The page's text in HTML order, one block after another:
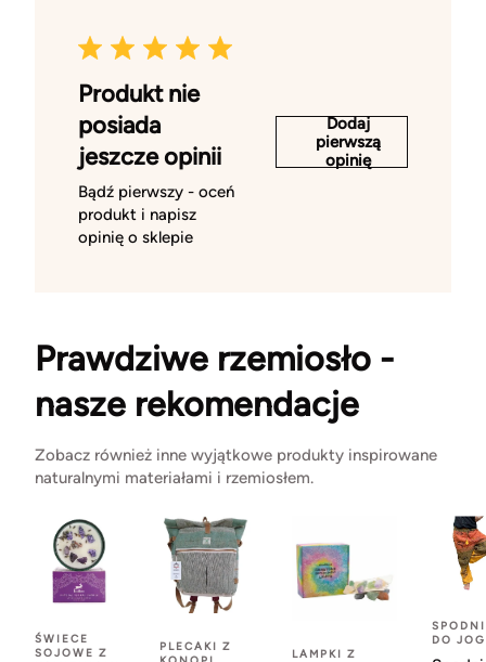
Produkt nie
posiada
jeszcze opinii
Bądź pierwszy - oceń
produkt i napisz
opinię o sklepie
Dodaj
pierwszą
opinię
Prawdziwe rzemiosło -
nasze rekomendacje
Zobacz również inne wyjątkowe produkty inspirowane
naturalnymi materiałami i rzemiosłem.
ŚWIECE
SOJOWE Z
PLECAKI Z
LAMPKI Z
DO